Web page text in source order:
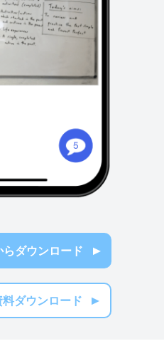
ダウンロード
ダウンロード